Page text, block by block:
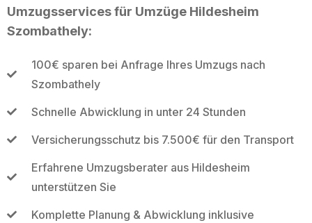
Umzugsservices für Umzüge Hildesheim
Szombathely:
100€ sparen bei Anfrage Ihres Umzugs nach
Szombathely
Schnelle Abwicklung in unter 24 Stunden
Versicherungsschutz bis 7.500€ für den Transport
Erfahrene Umzugsberater aus Hildesheim
unterstützen Sie
Komplette Planung & Abwicklung inklusive